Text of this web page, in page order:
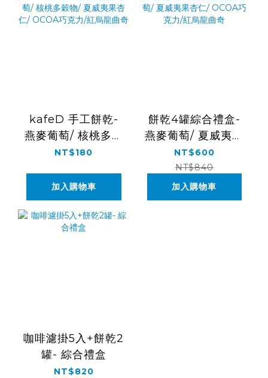
kafeD 手工餅乾-
燕麥葡萄/ 核桃多穀
物/ 夏威夷果杏仁/
龍曲奇
NT$180
加入購物車
餅乾4罐綜合禮盒-
燕麥葡萄/ 夏威夷果
杏仁/ OCOA巧克
力/紅烏龍曲奇
NT$600
NT$840
加入購物車
咖啡濾掛5入+餅乾2
罐- 綜合禮盒
NT$820